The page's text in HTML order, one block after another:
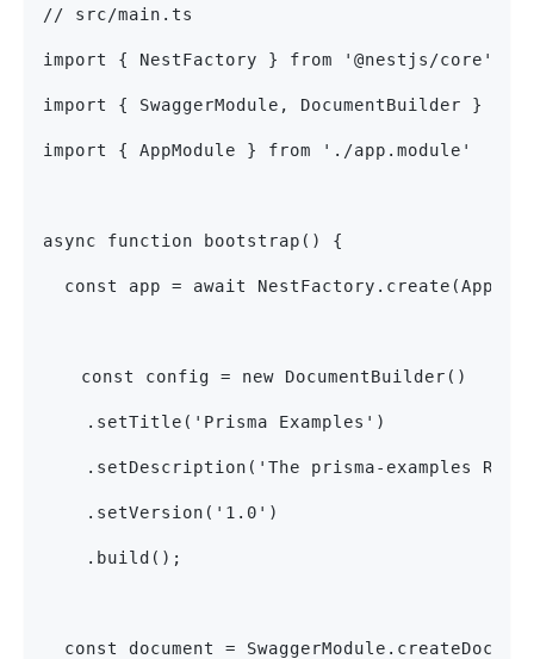
// src/main.ts
import { NestFactory } from '@nestjs/core'
import { SwaggerModule, DocumentBuilder }
import { AppModule } from './app.module'
async function bootstrap() {
const app = await
	const config = new DocumentBuilder()
    .setTitle('Prisma Examples')
.setDescription('The prisma-examples REST
    .setVersion('1.0')
    .build();
const document =